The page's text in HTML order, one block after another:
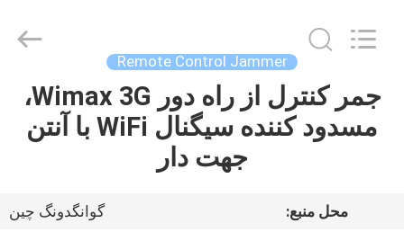
صفحه
اصلی
ELECTRONICS(HK)
CO.,LTD.
Remote Control Jammer
جمر کنترل از راه دور Wimax 3G،
مسدود کننده سیگنال WiFi با آنتن
جهت دار
محل منبع:
گوانگدونگ چین